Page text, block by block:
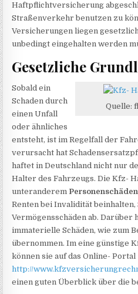
Haftpflichtversicherung
Straßenverkehr benutzen zu
Versicherungen liegen
unbedingt eingehalten werden
Gesetzliche
Quelle:
Sobald ein
Schaden durch
einen Unfall
oder ähnliches
entsteht, ist im Regelfall der
verursacht hat
haftet in Deutschland nicht nur
Halter des Fahrzeugs. Die Kfz-
unteranderem Personenschäden
Renten bei Invalidität beinhalten,
Vermögensschäden ab. Darüber
immaterielle Schäden, wie zum
übernommen. Im eine günstige
können sie auf das Online- Portal
http://
einen guten Überblick über die